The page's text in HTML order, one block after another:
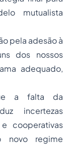
mutualista
pela adesão à
dos nossos
adequado,
a falta da
incertezas
cooperativas
novo regime